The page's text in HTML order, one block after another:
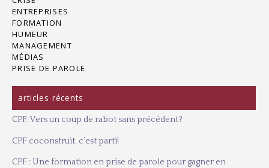
ENTREPRISES
FORMATION
HUMEUR
MANAGEMENT
MÉDIAS
PRISE DE PAROLE
articles récents
CPF: Vers un coup de rabot sans précédent?
CPF coconstruit, c’est parti!
CPF : Une formation en prise de parole pour gagner en